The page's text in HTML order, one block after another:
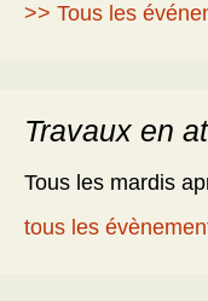
>> Tous les
Travaux en
Tous les mardis
tous les